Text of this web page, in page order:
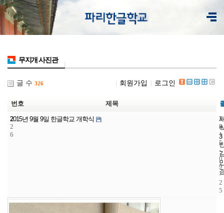
무지개 사진관
글 수 326 회원가입 로그인
번호 제목
2
2
6
2015년 9월 9일 한글학교 개학식
3
5
3
2
0
1
5
-
0
9
-
2
5